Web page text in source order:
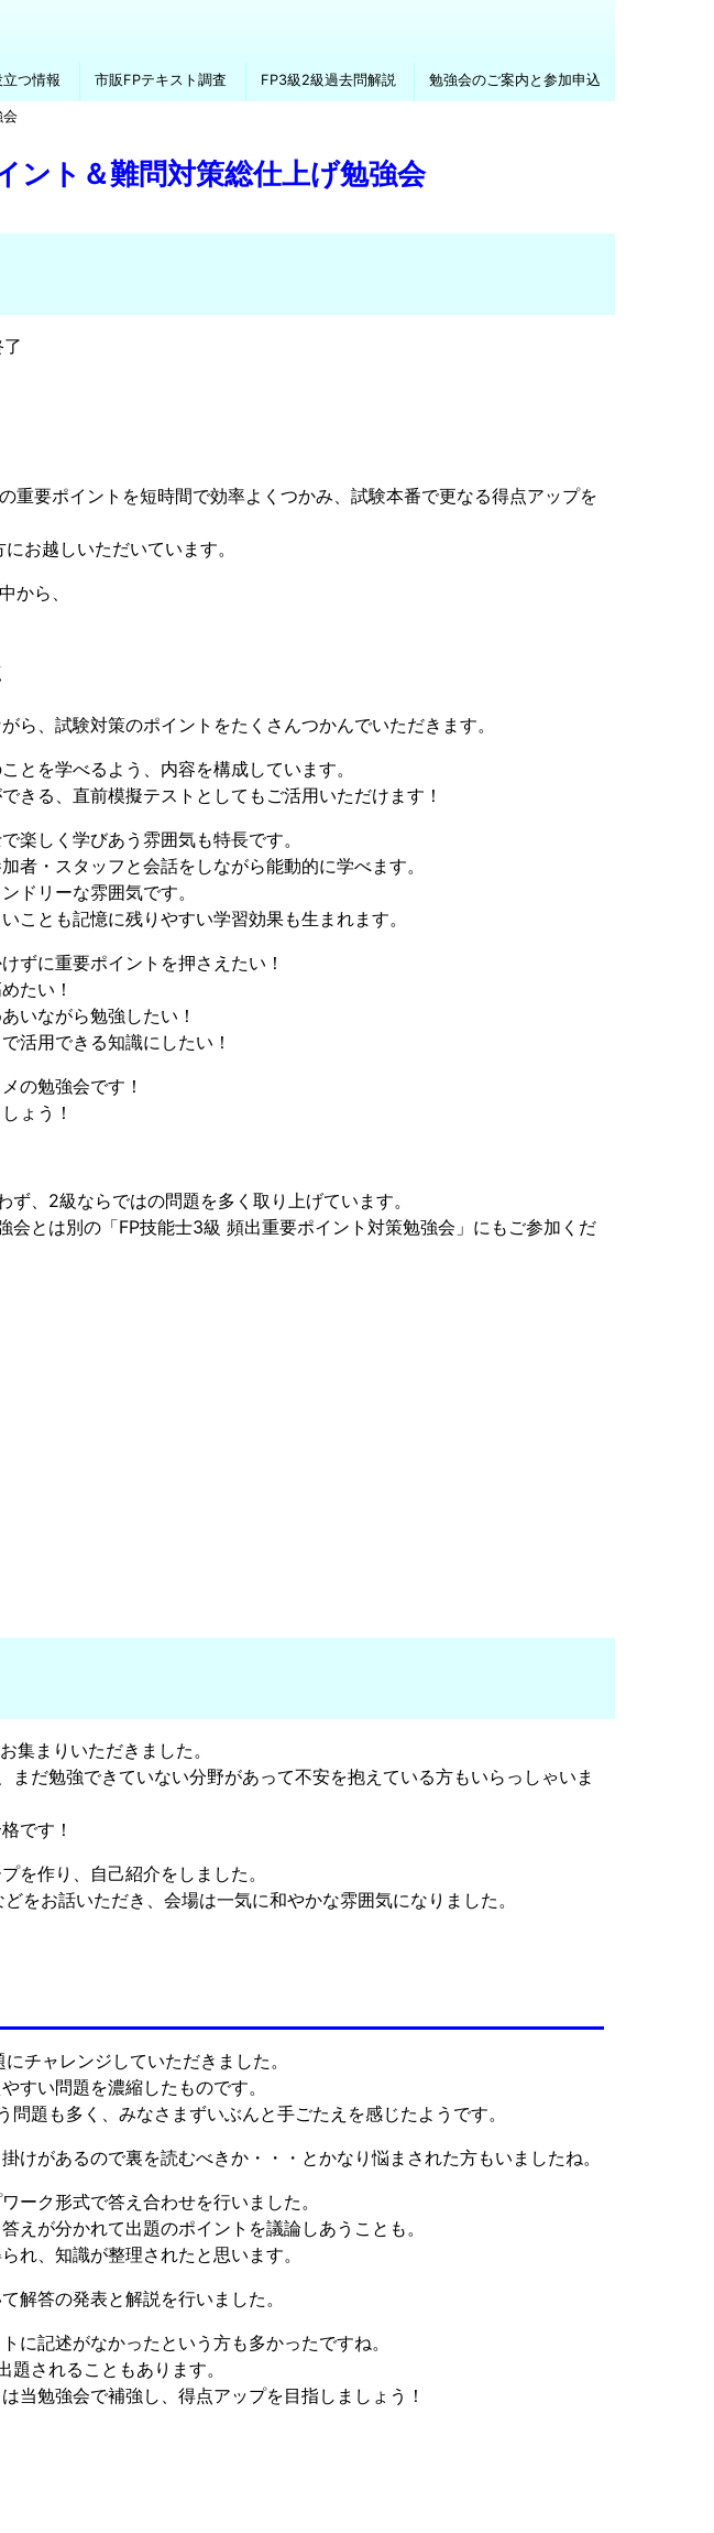
つ情報 市販FPテキスト調査 FP3級2級過去問解説 勉強会のご案内と参加申込
会
ト＆難問対策総仕上げ勉強会
重要ポイントを短時間で効率よくつかみ、試験本番で更なる得点アップを
お越しいただいています。
から、
ら、試験対策のポイントをたくさんつかんでいただきます。
とを学べるよう、内容を構成しています。
きる、直前模擬テストとしてもご活用いただけます！
楽しく学びあう雰囲気も特長です。
者・スタッフと会話をしながら能動的に学べます。
ドリーな雰囲気です。
ことも記憶に残りやすい学習効果も生まれます。
ずに重要ポイントを押さえたい！
たい！
いながら勉強したい！
活用できる知識にしたい！
の勉強会です！
ょう！
、2級ならではの問題を多く取り上げています。
会とは別の「FP技能士3級 頻出重要ポイント対策勉強会」にもご参加くだ
集まりいただきました。
だ勉強できていない分野があって不安を抱えている方もいらっしゃいま
です！
を作り、自己紹介をしました。
をお話いただき、会場は一気に和やかな雰囲気になりました。
チャレンジしていただきました。
すい問題を濃縮したものです。
題も多く、みなさまずいぶんと手ごたえを感じたようです。
けがあるので裏を読むべきか・・・とかなり悩まされた方もいましたね。
ーク形式で答え合わせを行いました。
えが分かれて出題のポイントを議論しあうことも。
れ、知識が整理されたと思います。
解答の発表と解説を行いました。
に記述がなかったという方も多かったですね。
されることもあります。
当勉強会で補強し、得点アップを目指しましょう！